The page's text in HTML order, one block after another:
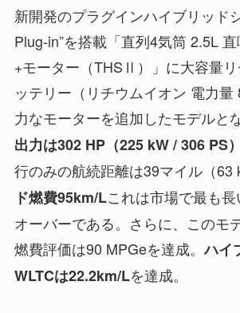
新開発のプラグインハイブリッド
Plug-in”を搭載「直列4気筒 2.5L
+モーター（THSⅡ）」に大容量
ッテリー（リチウムイオン 電力量
力なモーターを追加したモデルとな
出力は302 HP（225 kW / 306 PS
行のみの航続距離は39マイル（63
ド燃費95km/Lこれは市場で最も
オーバーである。さらに、このモ
燃費評価は90 MPGeを達成。ハイ
WLTCは22.2km/Lを達成。